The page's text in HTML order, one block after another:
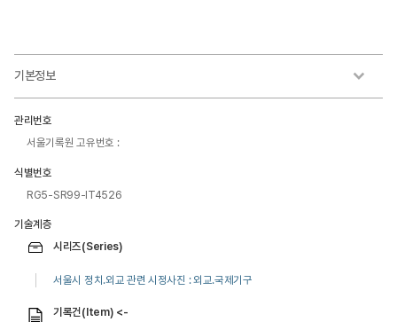
기본정보
관리번호
서울기록원 고유번호 :
식별번호
RG5-SR99-IT4526
기술계층
시리즈(Series)
서울시 정치.외교 관련 시정사진 : 외교.국제기구
기록건(Item) <-